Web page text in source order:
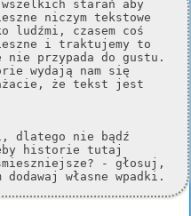
starań aby
niczym tekstowe
ludźmi, czasem coś
i traktujemy to
nie przypada do gustu.
wydają nam się
że tekst jest
dlatego nie bądź
historie tutaj
- głosuj,
własne wpadki.